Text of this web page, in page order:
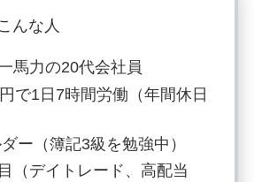
んな人
馬力の20代会社員
で1日7時間労働（年間休日
ー（簿記3級を勉強中）
（デイトレード、高配当